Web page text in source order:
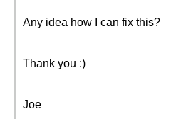
Any idea how I can fix this?
Thank you :)
Joe